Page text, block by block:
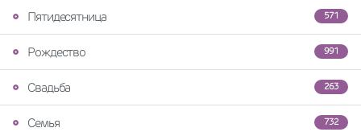
571
Пятидесятница
991
Рождество
263
Свадьба
732
Семья